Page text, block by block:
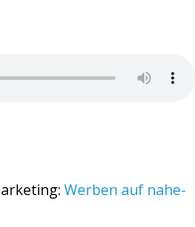
Werben auf nahe-